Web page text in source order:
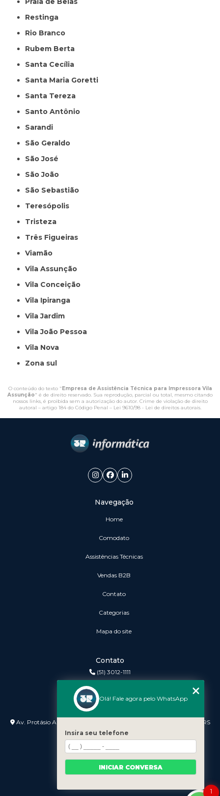
Restinga
Rio Branco
Rubem Berta
Santa Cecília
Santa Maria Goretti
Santa Tereza
Santo Antônio
Sarandi
São Geraldo
São José
São João
São Sebastião
Teresópolis
Tristeza
Três Figueiras
Viamão
Vila Assunção
Vila Conceição
Vila Ipiranga
Vila Jardim
Vila João Pessoa
Vila Nova
Zona sul
O conteúdo do texto "Empresa de Assistência Técnica para Impressora Vila
Assunção" é de direito reservado. Sua reprodução, parcial ou total, mesmo citando
nossos links, é proibida sem a autorização do autor. Crime de violação de direito
autoral – artigo 184 do Código Penal – Lei 9610/98 - Lei de direitos autorais.
Navegação
Home
Comodato
Assistências Técnicas
vendas B2B
Contato
Categorias
Mapa do site
Contato
(51) 3012-1111
Endereço
Av. Protásio Alves nº 3240 Lojas 7 e 8 - Petrópolis - Porto Alegre - RS
- 90410-007
1
Olá! Fale agora pelo WhatsApp
Insira seu telefone
INICIAR CONVERSA